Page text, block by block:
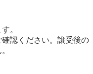
。
認ください。譲受後の